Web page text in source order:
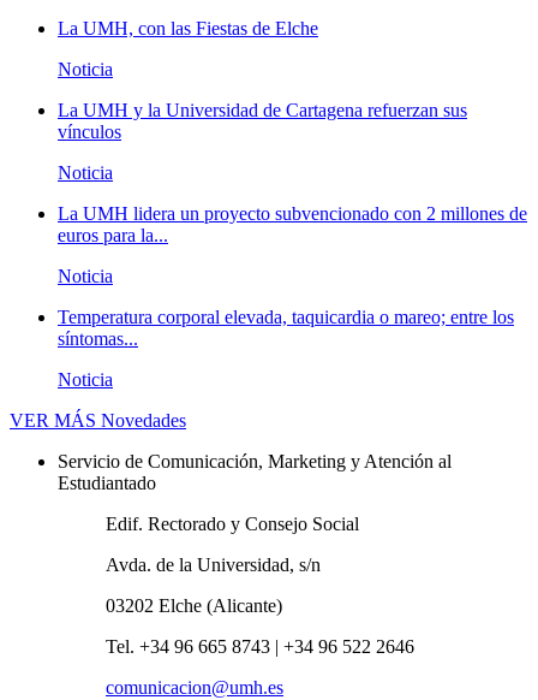
La UMH, con las Fiestas de Elche
Noticia
La UMH y la Universidad de Cartagena refuerzan sus
vínculos
Noticia
La UMH lidera un proyecto subvencionado con 2 millones de
euros para la...
Noticia
Temperatura corporal elevada, taquicardia o mareo; entre los
síntomas...
Noticia
VER MÁS Novedades
Servicio de Comunicación, Marketing y Atención al
Estudiantado
Edif. Rectorado y Consejo Social
Avda. de la Universidad, s/n
03202 Elche (Alicante)
Tel. +34 96 665 8743 | +34 96 522 2646
comunicacion@umh.es